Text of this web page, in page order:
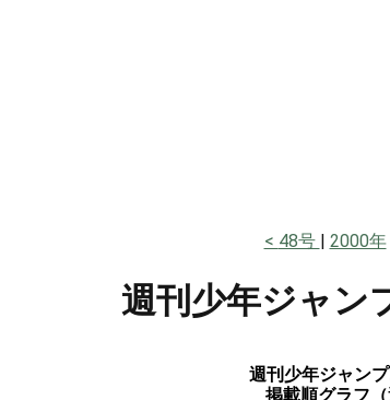
48号 2000年
週刊少年ジャン
週刊少年ジャン
掲載順グラフ（